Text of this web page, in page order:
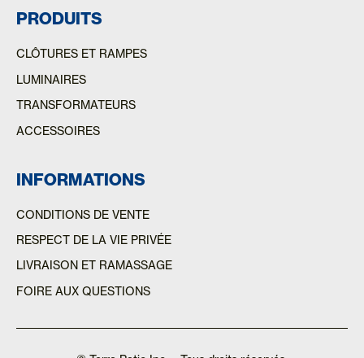
PRODUITS
CLÔTURES ET RAMPES
LUMINAIRES
TRANSFORMATEURS
ACCESSOIRES
INFORMATIONS
CONDITIONS DE VENTE
RESPECT DE LA VIE PRIVÉE
LIVRAISON ET RAMASSAGE
FOIRE AUX QUESTIONS